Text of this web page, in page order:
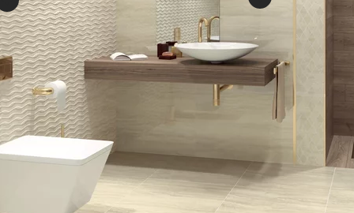
Silence beige ściana
struktura rekt. połysk
Silence
rekt.